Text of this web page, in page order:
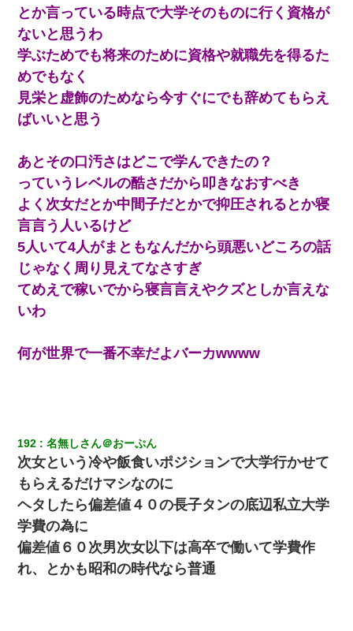
中途採用のAが部長から呼び出された。Aはヘラヘラと部屋に入っ
ていき、1時間後に号泣しながら出てきて…
とか言っている時点で大学そのものに行く資格が
ないと思うわ
学ぶためでも将来のために資格や就職先を得るた
めでもなく
見栄と虚飾のためなら今すぐにでも辞めてもらえ
ばいいと思う
あとその口汚さはどこで学んできたの？
っていうレベルの酷さだから叩きなおすべき
よく次女だとか中間子だとかで抑圧されるとか寝
言言う人いるけど
5人いて4人がまともなんだから頭悪いどころの話
じゃなく周り見えてなさすぎ
てめえで稼いでから寝言言えやクズとしか言えな
いわ
何が世界で一番不幸だよバーカwwww
192 名無しさん＠おーぷん
次女という冷や飯食いポジションで大学行かせて
もらえるだけマシなのに
ヘタしたら偏差値４０の長子タンの底辺私立大学
学費の為に
偏差値６０次男次女以下は高卒で働いて学費作
れ、とかも昭和の時代なら普通